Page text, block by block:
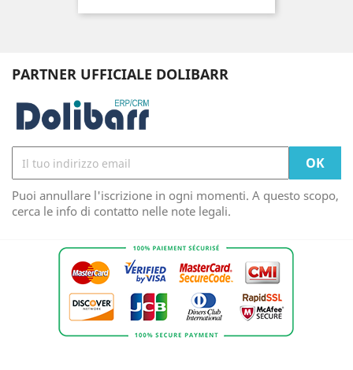
PARTNER UFFICIALE DOLIBARR
Puoi annullare l'iscrizione in ogni momenti. A questo scopo,
cerca le info di contatto nelle note legali.